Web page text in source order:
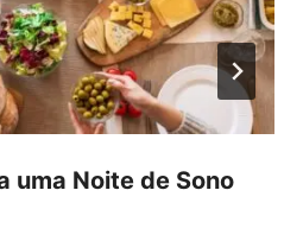
uma Noite de Sono